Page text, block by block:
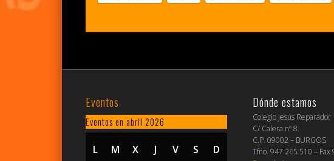
Eventos
Eventos en abril 2026
L LUNES
M MARTES
X MIÉRCOLES
J JUEVES
V VIERNES
S SÁBADO
D DOMINGO
Dónde estamos
Colegio Jesús Reparador
C/ Calera nº 8.
C.P. 09002 – BURGOS
Tfno. 947 265 510 – Fax